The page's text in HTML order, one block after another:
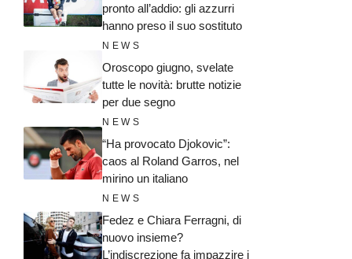
pronto all’addio: gli azzurri
hanno preso il suo sostituto
NEWS
Oroscopo giugno, svelate
tutte le novità: brutte notizie
per due segno
NEWS
“Ha provocato Djokovic”:
caos al Roland Garros, nel
mirino un italiano
NEWS
Fedez e Chiara Ferragni, di
nuovo insieme?
L’indiscrezione fa impazzire i